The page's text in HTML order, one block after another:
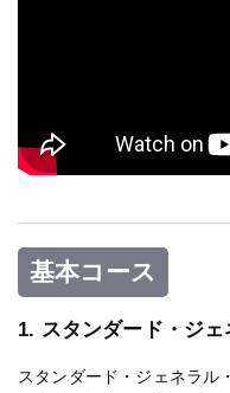
基本コース
1. スタンダード・ジ
スタンダード・ジェネラル